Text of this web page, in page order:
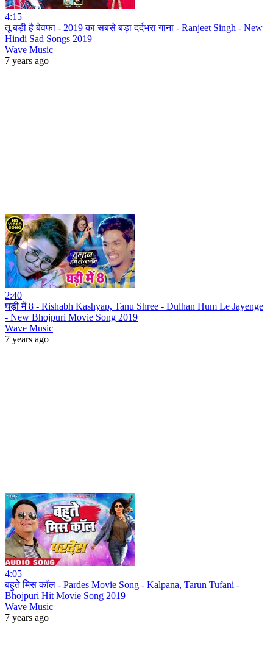
4:15
तू बड़ी है बेवफा - 2019 का सबसे बड़ा दर्दभरा गाना - Ranjeet Singh - New
Hindi Sad Songs 2019
Wave Music
7 years ago
2:40
घड़ी में 8 - Rishabh Kashyap, Tanu Shree - Dulhan Hum Le Jayenge
- New Bhojpuri Movie Song 2019
Wave Music
7 years ago
4:05
बहुते मिस कॉल - Pardes Movie Song - Kalpana, Tarun Tufani -
Bhojpuri Hit Movie Song 2019
Wave Music
7 years ago